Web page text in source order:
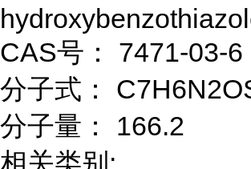
CAS号： 7471-03-6
分子式：
分子量： 166.2
相关类别: